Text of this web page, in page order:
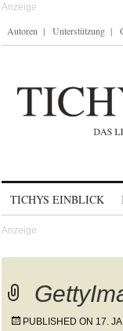
Autoren Unterstützung
TICHYS EINBLICK
PUBLISHED ON 17.